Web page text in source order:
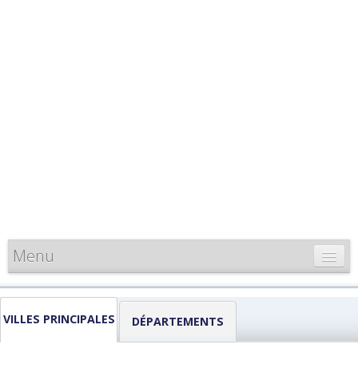
Menu
CARTE DE FRANCE
INFORMATIONS
VILLES PRINCIPALES DÉPARTEMENTS